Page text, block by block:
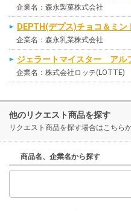
企業名：森永製菓株式会社
DEPTH(デプス)チョコ＆ミン
企業名：森永乳業株式会社
ジェラートマイスター アル
企業名：株式会社ロッテ(LOTTE)
他のリクエスト商品を探す
リクエスト商品を探す場合はこちらか
商品名、企業名から探す